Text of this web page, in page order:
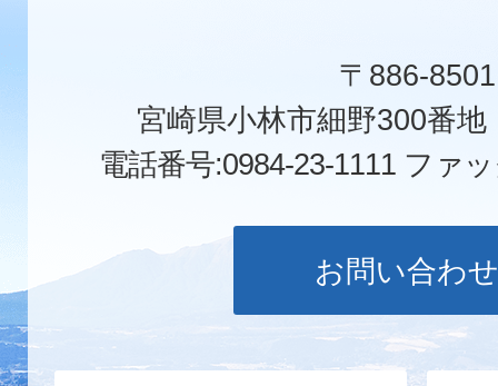
〒886-8501
宮崎県小林市細野300番
電話番号:0984-23-1111 ファ
お問い合わせ